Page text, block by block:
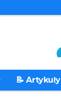
📝 Artykuły